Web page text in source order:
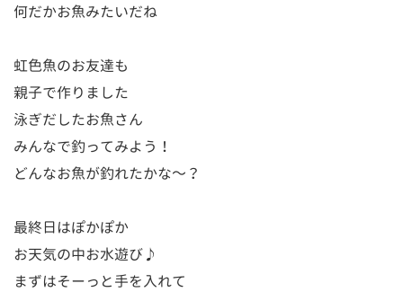
何だかお魚みたいだね
虹色魚のお友達も
親子で作りました
泳ぎだしたお魚さん
みんなで釣ってみよう！
どんなお魚が釣れたかな～？
最終日はぽかぽか
お天気の中お水遊び♪
まずはそーっと手を入れて